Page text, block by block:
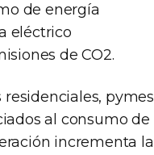
de energía
eléctrico
de CO2.
pymes
al consumo de
incrementa la